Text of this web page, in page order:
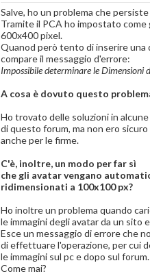
Salve, ho un problema che
Tramite il PCA ho impostato come
600x400 pixel.
Quanod però tento di inserire una
compare il messaggio d'errore:
Impossibile determinare le Dimensioni
A cosa è dovuto questo
Ho trovato delle soluzioni in
di questo forum, ma non ero
anche per le firme.
C'è, inoltre, un modo per far sì
che gli avatar vengano
ridimensionati a 100x100 px?
Ho inoltre un problema quando
le immagini degli avatar da un sito
Esce un messaggio di errore che
di effettuare l'operazione, per cui
le immagini sul pc e dopo sul forum.
Come mai?